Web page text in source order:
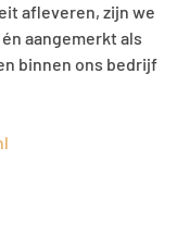
afleveren, zijn we
aangemerkt als
binnen ons bedrijf